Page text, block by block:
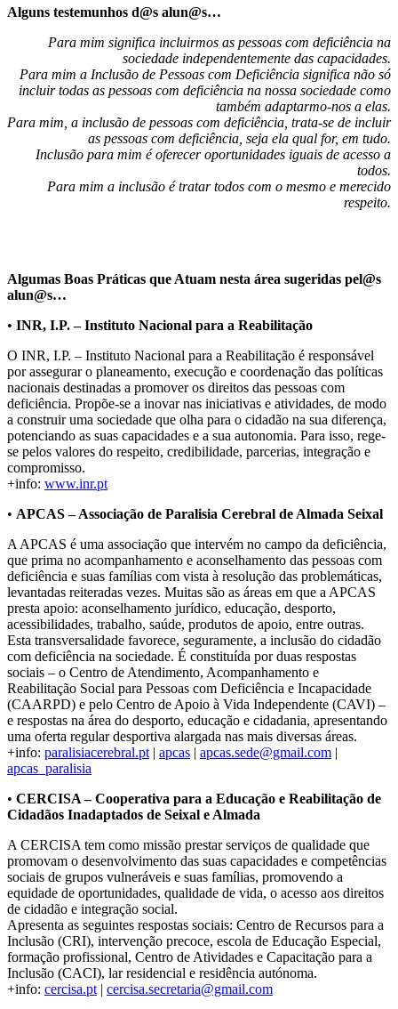
Alguns testemunhos d@s alun@s…
Para mim significa incluirmos as pessoas com deficiência na
sociedade independentemente das capacidades.
Para mim a Inclusão de Pessoas com Deficiência significa não só
incluir todas as pessoas com deficiência na nossa sociedade como
também adaptarmo-nos a elas.
Para mim, a inclusão de pessoas com deficiência, trata-se de incluir
as pessoas com deficiência, seja ela qual for, em tudo.
Inclusão para mim é oferecer oportunidades iguais de acesso a
todos.
Para mim a inclusão é tratar todos com o mesmo e merecido
respeito.
Algumas Boas Práticas que Atuam nesta área sugeridas pel@s
alun@s…
• INR, I.P. – Instituto Nacional para a Reabilitação
O INR, I.P. – Instituto Nacional para a Reabilitação é responsável
por assegurar o planeamento, execução e coordenação das políticas
nacionais destinadas a promover os direitos das pessoas com
deficiência. Propõe-se a inovar nas iniciativas e atividades, de modo
a construir uma sociedade que olha para o cidadão na sua diferença,
potenciando as suas capacidades e a sua autonomia. Para isso, rege-
se pelos valores do respeito, credibilidade, parcerias, integração e
compromisso.
+info: www.inr.pt
• APCAS – Associação de Paralisia Cerebral de Almada Seixal
A APCAS é uma associação que intervém no campo da deficiência,
que prima no acompanhamento e aconselhamento das pessoas com
deficiência e suas famílias com vista à resolução das problemáticas,
levantadas reiteradas vezes. Muitas são as áreas em que a APCAS
presta apoio: aconselhamento jurídico, educação, desporto,
acessibilidades, trabalho, saúde, produtos de apoio, entre outras.
Esta transversalidade favorece, seguramente, a inclusão do cidadão
com deficiência na sociedade. É constituída por duas respostas
sociais – o Centro de Atendimento, Acompanhamento e
Reabilitação Social para Pessoas com Deficiência e Incapacidade
(CAARPD) e pelo Centro de Apoio à Vida Independente (CAVI) –
e respostas na área do desporto, educação e cidadania, apresentando
uma oferta regular desportiva alargada nas mais diversas áreas.
+info: paralisiacerebral.pt | apcas | apcas.sede@gmail.com |
apcas_paralisia
• CERCISA – Cooperativa para a Educação e Reabilitação de
Cidadãos Inadaptados de Seixal e Almada
A CERCISA tem como missão prestar serviços de qualidade que
promovam o desenvolvimento das suas capacidades e competências
sociais de grupos vulneráveis e suas famílias, promovendo a
equidade de oportunidades, qualidade de vida, o acesso aos direitos
de cidadão e integração social.
Apresenta as seguintes respostas sociais: Centro de Recursos para a
Inclusão (CRI), intervenção precoce, escola de Educação Especial,
formação profissional, Centro de Atividades e Capacitação para a
Inclusão (CACI), lar residencial e residência autónoma.
+info: cercisa.pt | cercisa.secretaria@gmail.com